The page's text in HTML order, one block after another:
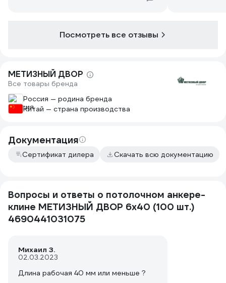
Посмотреть все отзывы
МЕТИЗНЫЙ ДВОР
Все товары бренда
Россия — родина бренда
Китай — страна производства
Документация
Сертификат дилера Скачать всю документацию
Вопросы и ответы о потолочном анкере-
клине МЕТИЗНЫЙ ДВОР 6х40 (100 шт.)
4690441031075
Михаил З.
02.03.2023
Длина рабочая 40 мм или меньше ?